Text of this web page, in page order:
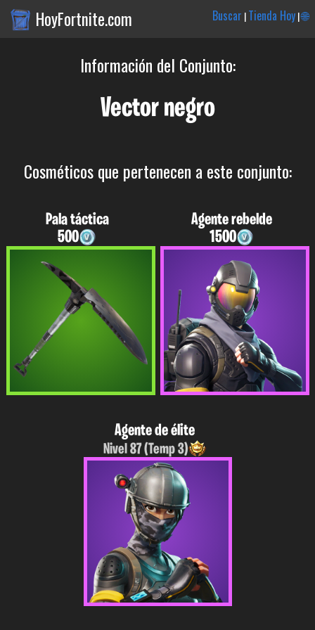
HoyFortnite.com Buscar |Tienda Hoy|🌐
Información del Conjunto:
Vector negro
Cosméticos que pertenecen a este conjunto:
Pala táctica
500
Agente rebelde
1500
Agente de élite
Nivel 87 (Temp 3)